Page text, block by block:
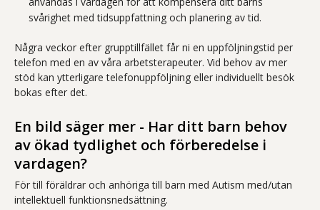
svårighet med tidsuppfattning och planering av tid.
Några veckor efter grupptillfället får ni en uppföljningstid per
telefon med en av våra arbetsterapeuter. Vid behov av mer
stöd kan ytterligare telefonuppföljning eller individuellt besök
bokas efter det.
En bild säger mer - Har ditt barn behov
av ökad tydlighet och förberedelse i
vardagen?
För till föräldrar och anhöriga till barn med Autism med/utan
intellektuell funktionsnedsättning.